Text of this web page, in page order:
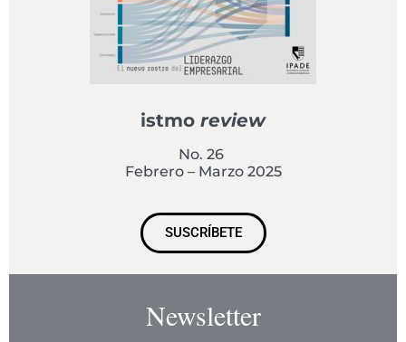
istmo review
No. 26
Febrero – Marzo 2025
SUSCRÍBETE
Newsletter